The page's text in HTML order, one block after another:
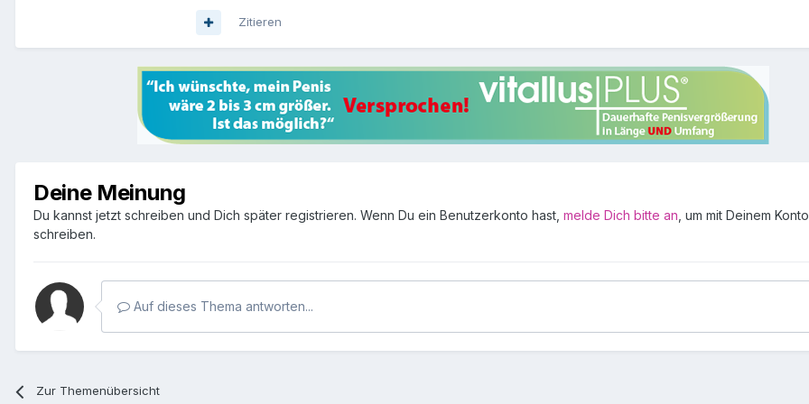
Zitieren
Deine Meinung
Du kannst jetzt schreiben und Dich später registrieren. Wenn Du ein Benutzerkonto hast, melde Dich bitte an , um mit Deinem
schreiben.
Auf dieses Thema antworten...
Zur Themenübersicht